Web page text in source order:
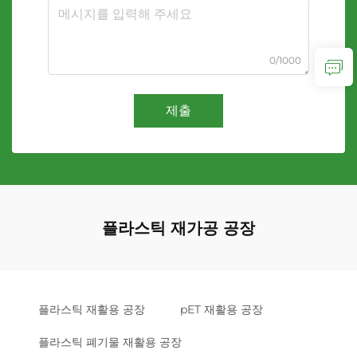
0/1000
제출
플라스틱 재가공 공장
플라스틱 재활용 공장 pET 재활용 공장
플라스틱 폐기물 재활용 공장